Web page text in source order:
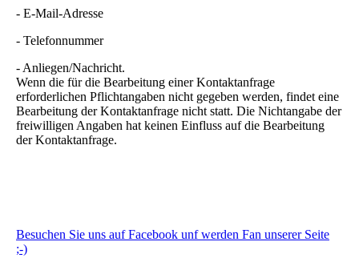
- E-Mail-Adresse
- Telefonnummer
- Anliegen/Nachricht.
Wenn die für die Bearbeitung einer Kontaktanfrage
erforderlichen Pflichtangaben nicht gegeben werden, findet eine
Bearbeitung der Kontaktanfrage nicht statt. Die Nichtangabe der
freiwilligen Angaben hat keinen Einfluss auf die Bearbeitung
der Kontaktanfrage.
Besuchen Sie uns auf Facebook unf werden Fan unserer Seite
;-)